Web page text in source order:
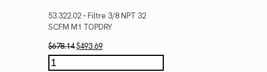
53.322.02 – Filtre 3/8 NPT 32
SCFM M1 TOPDRY
$678.14Le
prix
initial
$493.69Le
prix
actuel
quantité